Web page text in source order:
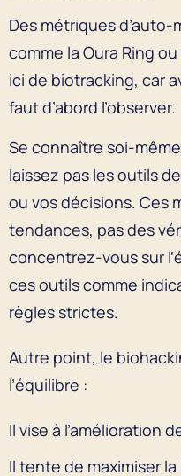
Des métriques d’auto-
comme la Oura Ring
ici de biotracking, car
faut d’abord l’observer.
Se connaître soi-
laissez pas les outils
ou vos décisions. Ces
tendances, pas des
concentrez-vous sur
ces outils comme
règles strictes.
Autre point, le
l’équilibre :
Il vise à l’amélioration
Il tente de maximiser